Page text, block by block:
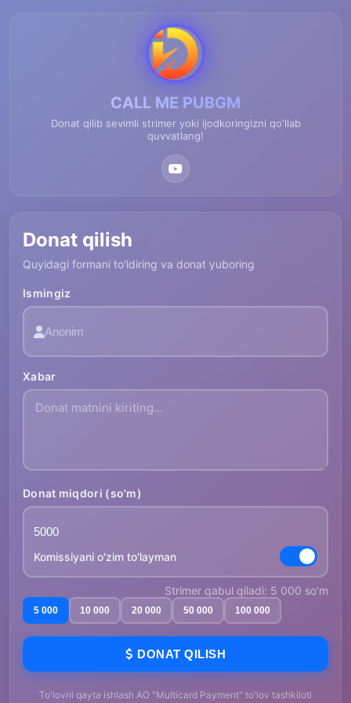
CALL ME PUBGM
Donat qilib sevimli strimer yoki ijodkoringizni qo'llab
quvvatlang!
Donat qilish
Quyidagi formani to'ldiring va donat yuboring
Ismingiz
Xabar
Donat miqdori (so'm)
Komissiyani o'zim to'layman
Strimer qabul qiladi: 5 000 so'm
5 000 10 000 20 000 50 000 100 000
DONAT QILISH
To'lovni qayta ishlash AO "Multicard Payment" to'lov tashkiloti